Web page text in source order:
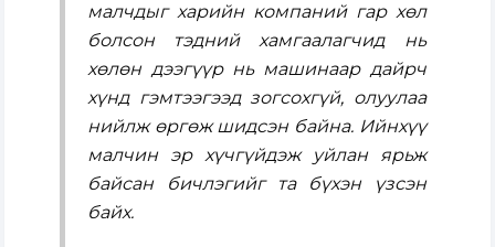
малчдыг харийн компаний гар хөл
болсон тэдний хамгаалагчид нь
хөлөн дээгүүр нь машинаар дайрч
хүнд гэмтээгээд зогсохгүй, олуулаа
нийлж өргөж шидсэн байна. Ийнхүү
малчин эр хүчгүйдэж уйлан ярьж
байсан бичлэгийг та бүхэн үзсэн
байх.